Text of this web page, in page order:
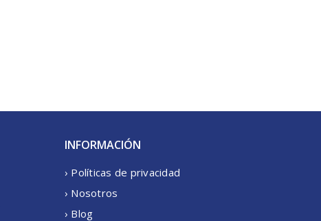
INFORMACIÓN
› Políticas de privacidad
› Nosotros
› Blog